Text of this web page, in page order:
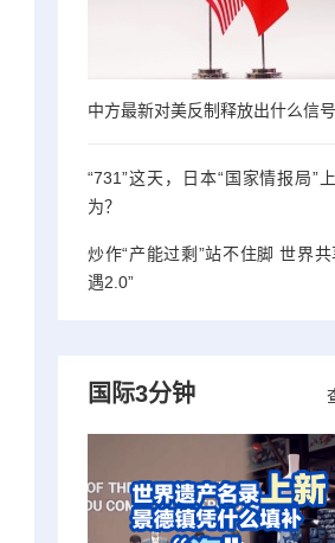
中方最新对美反制释放出什么信号
“731”这天，日本“国家情报局”
为？
炒作“产能过剩”站不住脚 世界共
遇2.0”
国际3分钟